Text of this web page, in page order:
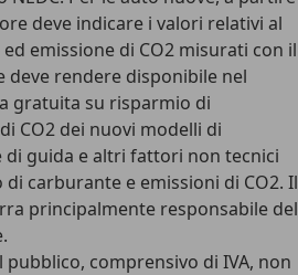
deve indicare i valori relativi al
emissione di CO2 misurati con il
deve rendere disponibile nel
gratuita su risparmio di
CO2 dei nuovi modelli di
di guida e altri fattori non tecnici
carburante e emissioni di CO2. Il
principalmente responsabile del
comprensivo di IVA, non